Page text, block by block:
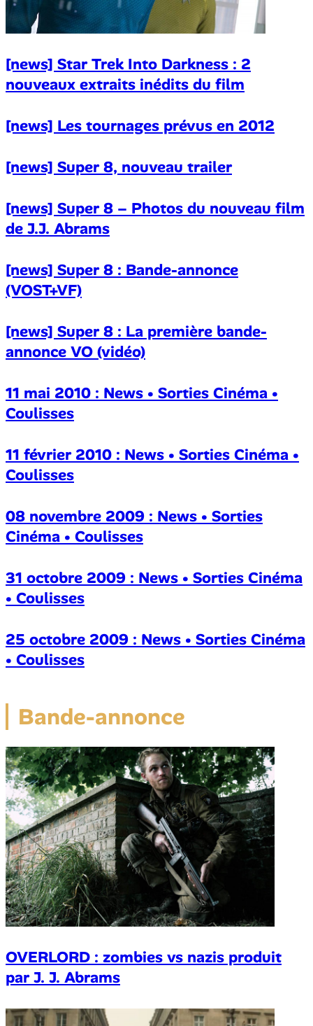
[news] Star Trek Into Darkness : 2
nouveaux extraits inédits du film
[news] Les tournages prévus en 2012
[news] Super 8, nouveau trailer
[news] Super 8 – Photos du nouveau film
de J.J. Abrams
[news] Super 8 : Bande-annonce
(VOST+VF)
[news] Super 8 : La première bande-
annonce VO (vidéo)
11 mai 2010 : News • Sorties Cinéma •
Coulisses
11 février 2010 : News • Sorties Cinéma •
Coulisses
08 novembre 2009 : News • Sorties
Cinéma • Coulisses
31 octobre 2009 : News • Sorties Cinéma
• Coulisses
25 octobre 2009 : News • Sorties Cinéma
• Coulisses
Bande-annonce
OVERLORD : zombies vs nazis produit
par J. J. Abrams